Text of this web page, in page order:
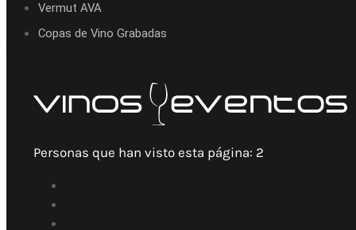
Vermut AVA
Copas de Vino Grabadas
Personas que han visto esta página: 2